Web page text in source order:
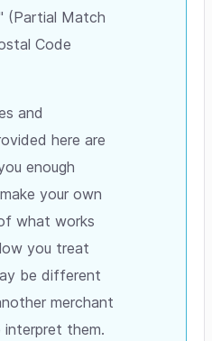
(Partial Match
Code
and
here are
enough
your own
what works
you treat
be different
merchant
them.